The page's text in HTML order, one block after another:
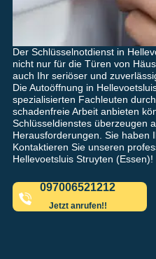
Der Schlüsselnotdienst in
nicht nur für die Türen von
auch Ihr seriöser und
Die Autoöffnung in
spezialisierten Fachleuten
schadenfreie Arbeit anbieten
Schlüsseldienstes überzeugen
Herausforderungen. Sie haben
Kontaktieren Sie unseren
Hellevoetsluis Struyten (Essen)!
097006521212
Jetzt anrufen!!